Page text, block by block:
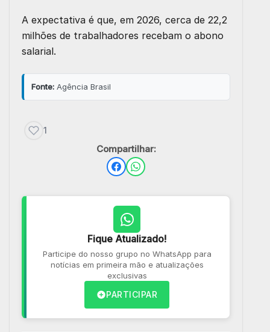
A expectativa é que, em 2026, cerca de 22,2
milhões de trabalhadores recebam o abono
salarial.
Fonte: Agência Brasil
1
Compartilhar:
Fique Atualizado!
Participe do nosso grupo no WhatsApp para
notícias em primeira mão e atualizações
exclusivas
PARTICIPAR